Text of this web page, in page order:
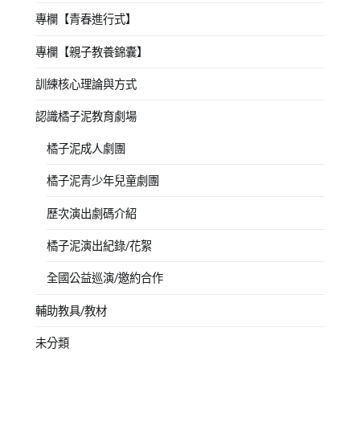
專欄【青春進行式】
專欄【親子教養錦囊】
訓練核心理論與方式
認識橘子泥教育劇場
橘子泥成人劇團
橘子泥青少年兒童劇團
歷次演出劇碼介紹
橘子泥演出紀錄/花絮
全國公益巡演/邀約合作
輔助教具/教材
未分類